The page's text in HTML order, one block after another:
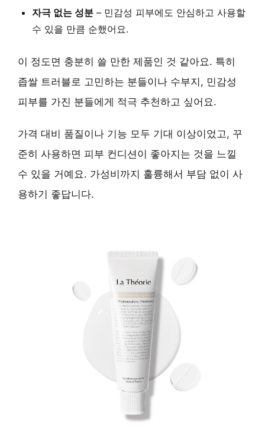
자극 없는 성분 – 민감성 피부에도 안심하고 사용할
수 있을 만큼 순했어요.
이 정도면 충분히 쓸 만한 제품인 것 같아요. 특히
좁쌀 트러블로 고민하는 분들이나 수부지, 민감성
피부를 가진 분들에게 적극 추천하고 싶어요.
가격 대비 품질이나 기능 모두 기대 이상이었고, 꾸
준히 사용하면 피부 컨디션이 좋아지는 것을 느낄
수 있을 거예요. 가성비 까지 훌륭해서 부담 없이 사
용하기 좋답니다.